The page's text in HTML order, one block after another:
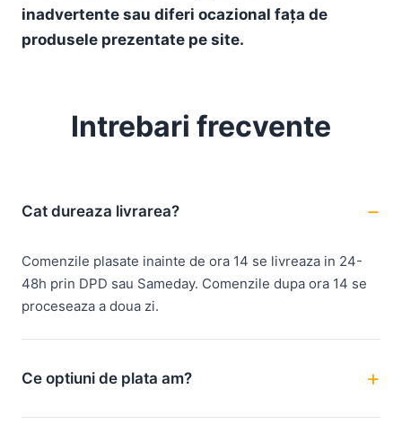
inadvertente sau diferi ocazional fața de
produsele prezentate pe site.
Intrebari frecvente
Cat dureaza livrarea?
Comenzile plasate inainte de ora 14 se livreaza in 24-
48h prin DPD sau Sameday. Comenzile dupa ora 14 se
proceseaza a doua zi.
Ce optiuni de plata am?